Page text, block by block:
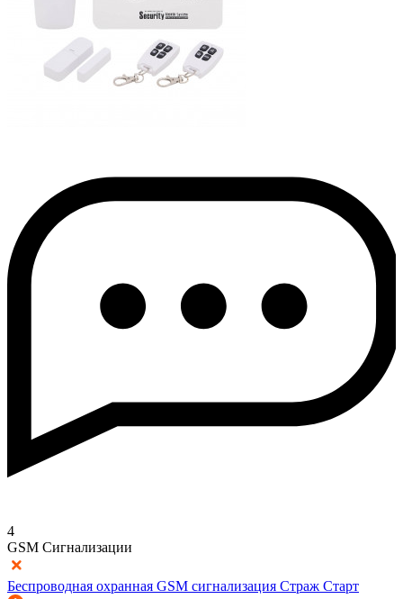
4
GSM Сигнализации
Беспроводная охранная GSM сигнализация Страж Старт